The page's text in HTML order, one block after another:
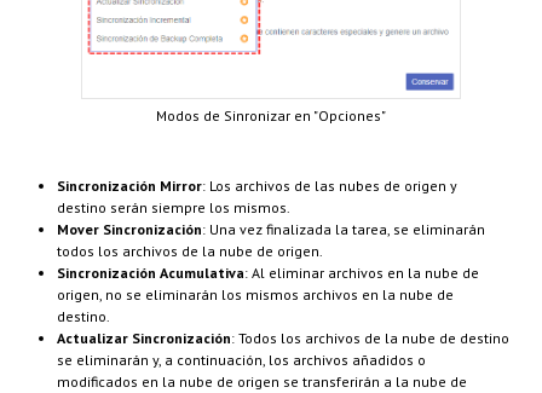
Modos de Sinronizar en "Opciones"
Sincronización Mirror: Los archivos de las nubes de origen y
destino serán siempre los mismos.
Mover Sincronización: Una vez finalizada la tarea, se eliminarán
todos los archivos de la nube de origen.
Sincronización Acumulativa: Al eliminar archivos en la nube de
origen, no se eliminarán los mismos archivos en la nube de
destino.
Actualizar Sincronización: Todos los archivos de la nube de destino
se eliminarán y, a continuación, los archivos añadidos o
modificados en la nube de origen se transferirán a la nube de